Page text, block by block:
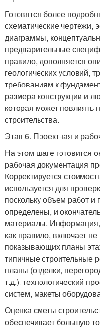
Готовятся более
схематические чертежи,
диаграммы,
предварительные
правило, дополняется
геологических условий,
требованиям к
размера конструкции и
которая может повлиять
строительства.
Этап 6. Проектная и
На этом шаге готовится
рабочая документация
Корректируется
используется для
поскольку объем работ и
определены, и
материалы. Информация,
как правило, включает
показывающих планы
типичные строительные
планы (отделки,
т.д.), технологический
систем, макеты
Оценка сметы
обеспечивает большую